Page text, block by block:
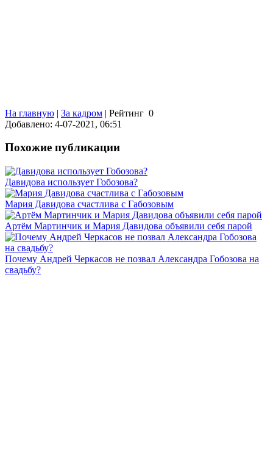
На главную | За кадром | Рейтинг 0
Добавлено: 4-07-2021, 06:51
Похожие публикации
Давидова использует Гобозова?
Мария Давидова счастлива с Габозовым
Артём Мартинчик и Мария Давидова объявили себя парой
Почему Андрей Черкасов не позвал Александра Гобозова на
свадьбу?